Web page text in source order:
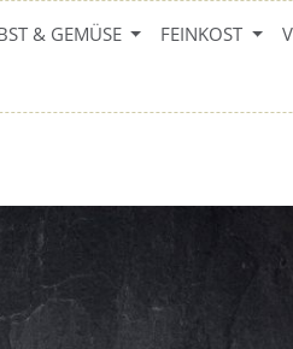
& GEMÜSE FEINKOST